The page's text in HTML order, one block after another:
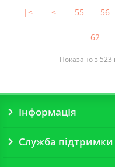
|< < 55 56
62
Показано з 523
ІнформацІя
Служба підтримки